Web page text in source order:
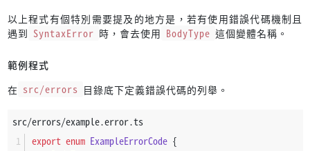
this.extra = extra;
        }
else {
this.errors
context: string;
errors : FastifySchemaValidationError[];
Logger.error(error.
        }
else if (statusCode ===
以上程式有個特別需要提及的地方是，若有使用錯誤代碼機制且
遇到 SyntaxError 時，會去使用 BodyType 這個變體名稱。
範例程式
在 src/errors 目錄底下定義錯誤代碼的列舉。
src/errors/example.error.ts
export enum ExampleErrorCode {